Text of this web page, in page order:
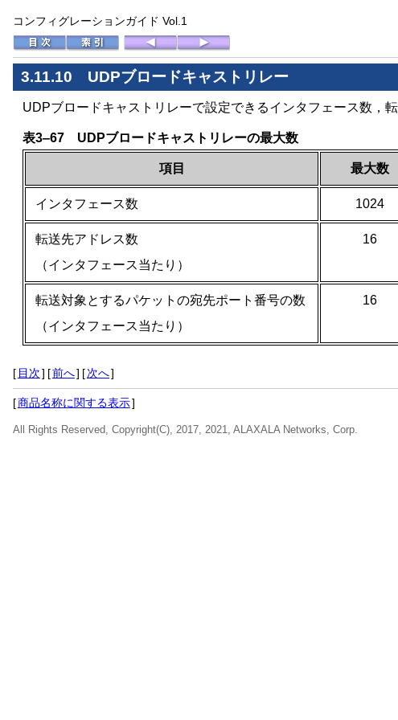
コンフィグレーションガイド Vol.1
3.11.10 UDPブロードキャストリレー
UDPブロードキャストリレーで設定できるインタフェース数，
表3‒67 UDPブロードキャストリレーの最大数
項目 最大数
インタフェース数 1024
転送先アドレス数
（インタフェース当たり）
16
転送対象とするパケットの宛先ポート番号の数
（インタフェース当たり）
16
[ 目次] [前へ] [次へ]
[商品名称に関する表示]
All Rights Reserved, Copyright(C), 2017, 2021, ALAXALA Networks, Corp.